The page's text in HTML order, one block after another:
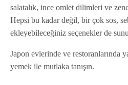
salatalık, ince omlet dilimleri ve
Hepsi bu kadar değil, bir çok sos,
ekleyebileceğiniz seçenekler de
Japon evlerinde ve restoranlarında
yemek ile mutlaka tanışın.